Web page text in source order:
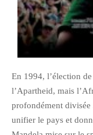
février 2010
janvier 2010
décembre 2009
octobre 2009
septembre 2009
août 2009
En 1994, l’élection
l’Apartheid, mais
profondément
unifier le pays et